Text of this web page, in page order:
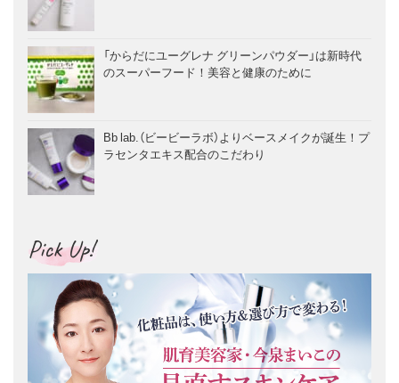
「からだにユーグレナ グリーンパウダー」は新時代
のスーパーフード！美容と健康のために
Bb lab.（ビービーラボ）よりベースメイクが誕生！プ
ラセンタエキス配合のこだわり
Pick Up!